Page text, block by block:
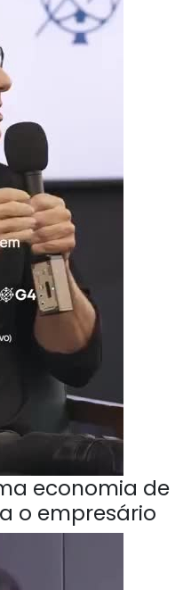
economia de
o empresário